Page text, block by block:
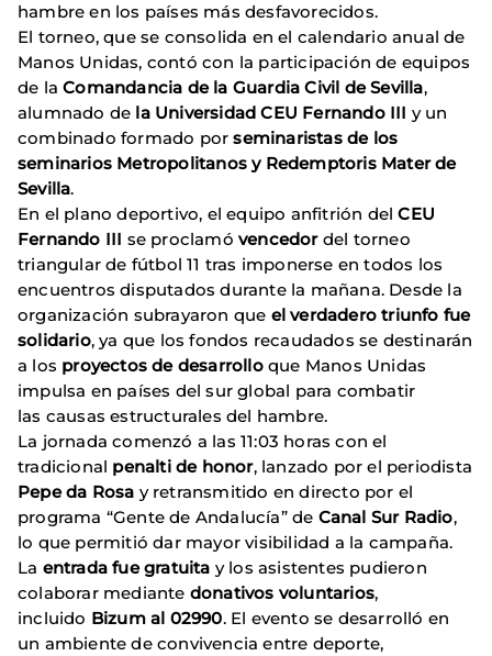
hambre en los países más desfavorecidos.
El torneo, que se consolida en el calendario anual de
Manos Unidas, contó con la participación de equipos
de laComandancia de la Guardia Civil de Sevilla,
alumnado de la Universidad CEU Fernando III y un
combinado formado porseminaristas de los
seminarios Metropolitanos y Redemptoris Mater de
Sevilla.
En el plano deportivo, el equipo anfitrión delCEU
Fernando III se proclamóvencedor del torneo
triangular de fútbol 11 tras imponerse en todos los
encuentros disputados durante la mañana. Desde la
organización subrayaron que el verdadero triunfo fue
solidario, ya que los fondos recaudados se destinarán
a los proyectos de desarrolloque Manos Unidas
impulsa en países del sur global para combatir
las causas estructurales del hambre.
La jornada comenzó a las 11:03 horas con el
tradicional penalti de honor, lanzado por el periodista
Pepe da Rosa y retransmitido en directo por el
programa “Gente de Andalucía” de Canal Sur Radio,
lo que permitió dar mayor visibilidad a la campaña.
La entrada fue gratuita y los asistentes pudieron
colaborar mediante donativos voluntarios,
incluido Bizum al 02990. El evento se desarrolló en
un ambiente de convivencia entre deporte,